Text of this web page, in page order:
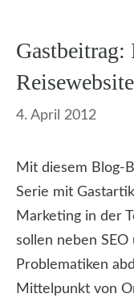
4. April 2012
Mit diesem Blog-
Serie mit
Marketing in der
sollen neben
Problematiken
Mittelpunkt von